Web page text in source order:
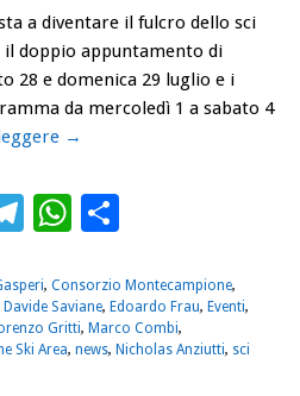
a diventare il fulcro dello sci
il doppio appuntamento di
28 e domenica 29 luglio e i
da mercoledì 1 a sabato 4
→
Telegram
WhatsApp
, Consorzio Montecampione,
Davide Saviane, Edoardo Frau, Eventi,
Gritti, Marco Combi,
Ski Area, news, Nicholas Anziutti, sci